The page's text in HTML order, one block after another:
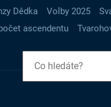
Dědka Volby 2025
ascendentu